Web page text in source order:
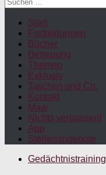
nach:
Start
Fortbildungen
Bücher
Betreuung
Themen
Exklusiv
Taschen und Co.
Kontakt
Maw
Nichts verpassen!
App
Stellenangebote
Gedächtnistraining